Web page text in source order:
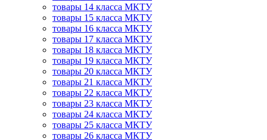
товары 14 класса МКТУ
товары 15 класса МКТУ
товары 16 класса МКТУ
товары 17 класса МКТУ
товары 18 класса МКТУ
товары 19 класса МКТУ
товары 20 класса МКТУ
товары 21 класса МКТУ
товары 22 класса МКТУ
товары 23 класса МКТУ
товары 24 класса МКТУ
товары 25 класса МКТУ
товары 26 класса МКТУ